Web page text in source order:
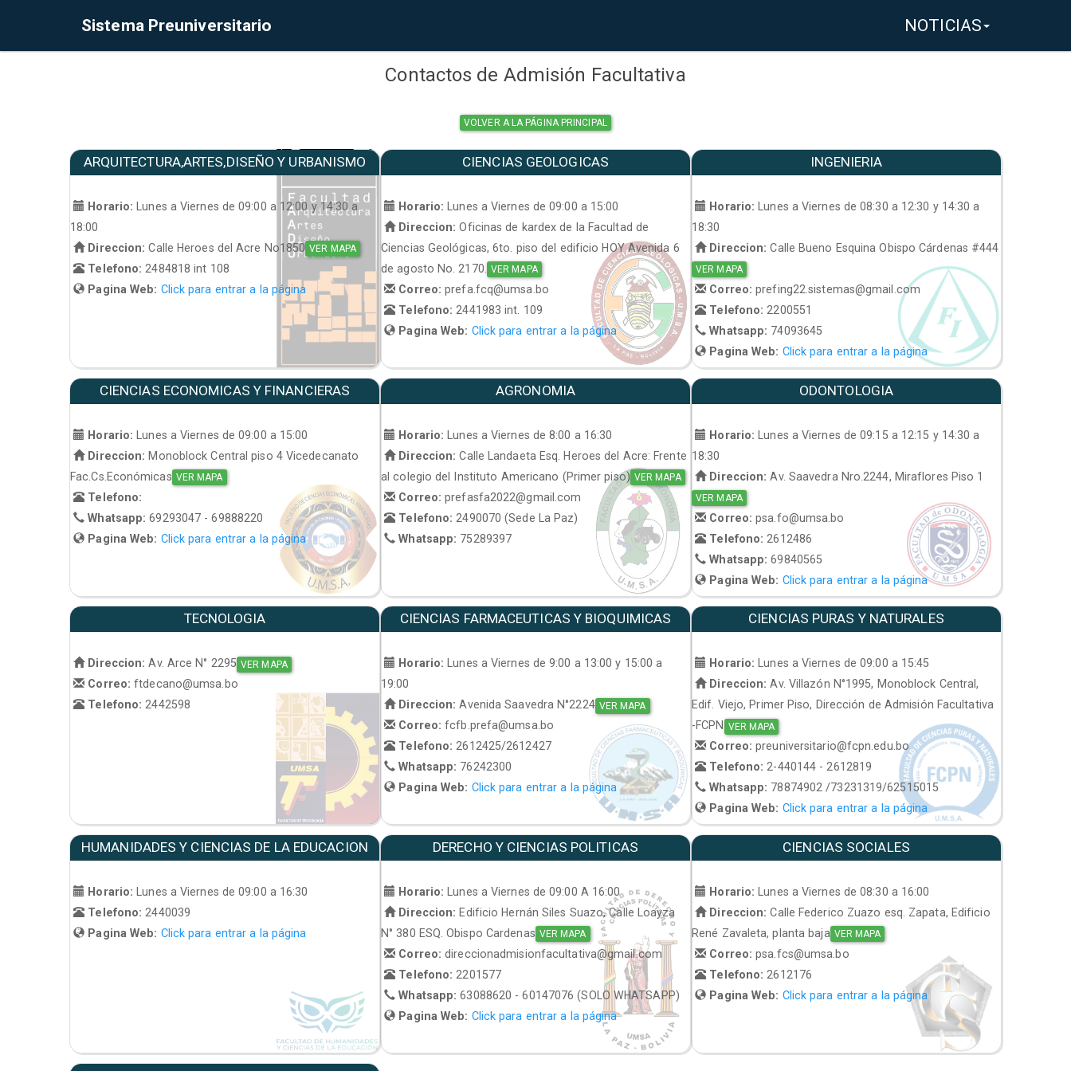
Sistema Preuniversitario NOTICIAS
Contactos de Admisión Facultativa
VOLVER A LA PÁGINA PRINCIPAL
ARQUITECTURA,ARTES,DISEÑO Y URBANISMO
Horario:
Lunes a Viernes de 09:00 a 12:00 y 14:30 a
18:00
Direccion: Calle Heroes del Acre No1850 VER MAPA
Telefono: 2484818 int 108
Pagina Web: Click para entrar a la página
CIENCIAS GEOLOGICAS
Horario:
Lunes a Viernes de 09:00 a 15:00
Direccion: Oficinas de kardex de la Facultad de
Ciencias Geológicas, 6to. piso del edificio HOY Avenida 6
de agosto No. 2170.
VER MAPA
Correo:prefa.fcq@umsa.bo
Telefono: 2441983 int. 109
Pagina Web: Click para entrar a la página
INGENIERIA
Horario:
Lunes a Viernes de 08:30 a 12:30 y 14:30 a
18:30
Direccion: Calle Bueno Esquina Obispo Cárdenas #444
VER MAPA
Correo:prefing22.sistemas@gmail.com
Telefono: 2200551
Whatsapp: 74093645
Pagina Web: Click para entrar a la página
CIENCIAS ECONOMICAS Y FINANCIERAS
Horario:
Lunes a Viernes de 09:00 a 15:00
Direccion: Monoblock Central piso 4 Vicedecanato
Fac.Cs.Económicas VER MAPA
Telefono:
Whatsapp:69293047 - 69888220
Pagina Web: Click para entrar a la página
AGRONOMIA
Horario:
Lunes a Viernes de 8:00 a 16:30
Direccion: Calle Landaeta Esq. Heroes del Acre: Frente
al colegio del Instituto Americano (Primer piso) VER MAPA
Correo:prefasfa2022@gmail.com
Telefono: 2490070 (Sede La Paz)
Whatsapp: 75289397
ODONTOLOGIA
Horario:
Lunes a Viernes de 09:15 a 12:15 y 14:30 a
18:30
Direccion: Av. Saavedra Nro.2244, Miraflores Piso 1
VER MAPA
Correo:psa.fo@umsa.bo
Telefono: 2612486
Whatsapp:69840565
Pagina Web: Click para entrar a la página
TECNOLOGIA
Direccion: Av. Arce N° 2295 VER MAPA
Correo:ftdecano@umsa.bo
Telefono:2442598
CIENCIAS FARMACEUTICAS Y BIOQUIMICAS
Horario: Lunes a Viernes de 9:00 a 13:00 y 15:00 a
19:00
Direccion: Avenida Saavedra N°2224 VER MAPA
Correo:fcfb.prefa@umsa.bo
Telefono:2612425/2612427
Whatsapp: 76242300
Pagina Web: Click para entrar a la página
CIENCIAS PURAS Y NATURALES
Horario: Lunes a Viernes de 09:00 a 15:45
Direccion: Av. Villazón N°1995, Monoblock Central,
Edif. Viejo, Primer Piso, Dirección de Admisión Facultativa
-FCPN VER MAPA
Correo:preuniversitario@fcpn.edu.bo
Telefono:2-440144 - 2612819
Whatsapp: 78874902 /73231319/62515015
Pagina Web: Click para entrar a la página
HUMANIDADES Y CIENCIAS DE LA EDUCACION
Horario:
Lunes a Viernes de 09:00 a 16:30
Telefono: 2440039
Pagina Web: Click para entrar a la página
DERECHO Y CIENCIAS POLITICAS
Horario:
Lunes a Viernes de 09:00 A 16:00
Direccion: Edificio Hernán Siles Suazo, Calle Loayza
N° 380 ESQ. Obispo Cardenas VER MAPA
Correo:direccionadmisionfacultativa@gmail.com
Telefono: 2201577
Whatsapp:63088620 - 60147076 (SOLO WHATSAPP)
Pagina Web: Click para entrar a la página
CIENCIAS SOCIALES
Horario:
Lunes a Viernes de 08:30 a 16:00
Direccion: Calle Federico Zuazo esq. Zapata, Edificio
René Zavaleta, planta baja VER MAPA
Correo:psa.fcs@umsa.bo
Telefono: 2612176
Pagina Web: Click para entrar a la página